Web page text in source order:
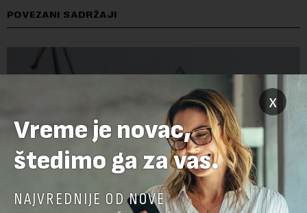
POVEZANI SADRŽAJI
x
Vreme je novac,
štedimo ga za vas.
NAJVREDNIJE OD NOVE